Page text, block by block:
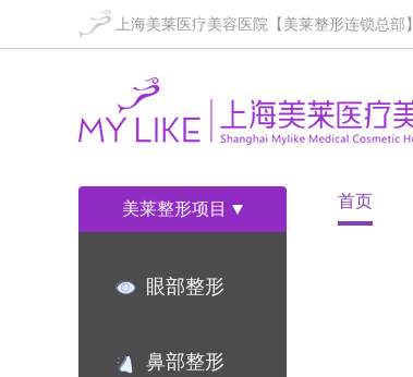
上海美莱医疗美容医院【美莱整形连锁总部】
美莱整形项目
眼部整形
鼻部整形
首页